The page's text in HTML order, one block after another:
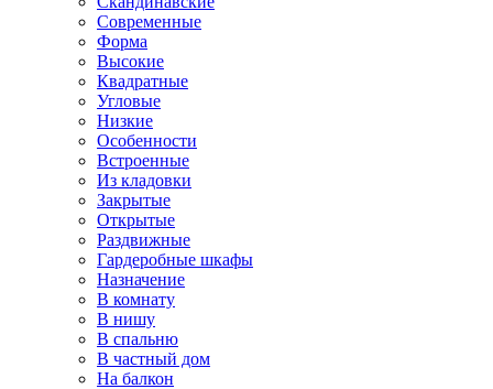
Современные
Форма
Высокие
Квадратные
Угловые
Низкие
Особенности
Встроенные
Из кладовки
Закрытые
Открытые
Раздвижные
Гардеробные шкафы
Назначение
В комнату
В нишу
В спальню
В частный дом
На балкон